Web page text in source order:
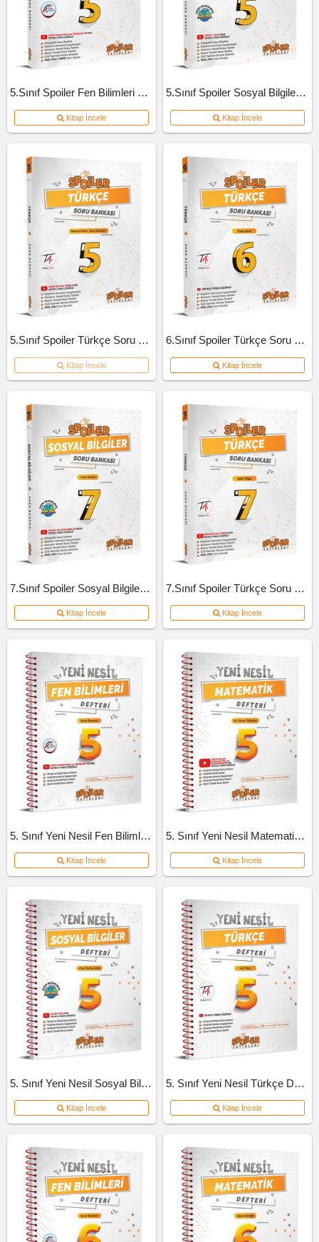
5.Sınıf Spoiler Fen Bilimleri Soru Bankası
Kitap İncele
5.Sınıf Spoiler Sosyal Bilgiler Soru Bankası
Kitap İncele
5.Sınıf Spoiler Türkçe Soru Bankası
Kitap İncele
6.Sınıf Spoiler Türkçe Soru Bankası
Kitap İncele
7.Sınıf Spoiler Sosyal Bilgiler Soru Bankası
Kitap İncele
7.Sınıf Spoiler Türkçe Soru Bankası
Kitap İncele
5. Sınıf Yeni Nesil Fen Bilimleri Defteri
Kitap İncele
5. Sınıf Yeni Nesil Matematik Defteri
Kitap İncele
5. Sınıf Yeni Nesil Sosyal Bilgiler Defteri
Kitap İncele
5. Sınıf Yeni Nesil Türkçe Defteri
Kitap İncele